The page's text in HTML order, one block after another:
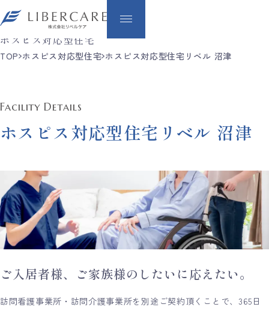
Hospice
ホスピス対応型住宅
TOP ホスピス対応型住宅 ホスピス対応型住宅リベル 沼津
Facility Details
ホスピス対応型住宅リベル 沼津
ご入居者様、ご家族様のしたいに応えたい。
訪問看護事業所・訪問介護事業所を別途ご契約頂くことで、365日